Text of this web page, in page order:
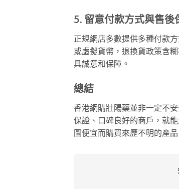
5. 留意付款方式與售後
正規網店多數提供多種付款
或虛擬貨幣，退換貨政策含
具誠意和保障。
總結
香港網購壯陽藥並非一定不
保證、口碑良好的商戶，就
圖便宜而購買來歷不明的產品